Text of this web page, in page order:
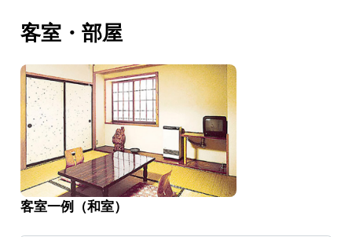
客室・部屋
客室一例（和室）